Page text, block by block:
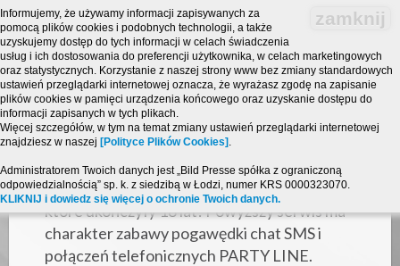
zamknij
Informujemy, że używamy informacji zapisywanych za
pomocą plików cookies i podobnych technologii, a także
uzyskujemy dostęp do tych informacji w celach świadczenia
usług i ich dostosowania do preferencji użytkownika, w celach marketingowych
oraz statystycznych. Korzystanie z naszej strony www bez zmiany standardowych
ustawień przeglądarki internetowej oznacza, że wyrażasz zgodę na zapisanie
plików cookies w pamięci urządzenia końcowego oraz uzyskanie dostępu do
informacji zapisanych w tych plikach.
Więcej szczegółów, w tym na temat zmiany ustawień przeglądarki internetowej
znajdziesz w naszej [Polityce Plików Cookies] .
Administratorem Twoich danych jest „Bild Presse spółka z ograniczoną
odpowiedzialnością” sp. k. z siedzibą w Łodzi, numer KRS 0000323070.
KLIKNIJ i dowiedz się więcej o ochronie Twoich danych.
Strona zawiera treści o charakterze
erotycznym i jest przeznaczona dla osób,
które ukończyły 18 lat! Powyższy serwis ma
charakter zabawy pogawędki chat SMS i
połączeń telefonicznych PARTY LINE.